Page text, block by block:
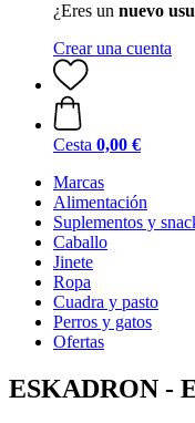
¿Eres un nuevo
Crear una cuenta
Cesta 0,00 €
Marcas
Alimentación
Suplementos y
Caballo
Jinete
Ropa
Cuadra y pasto
Perros y gatos
Ofertas
ESKADRON -